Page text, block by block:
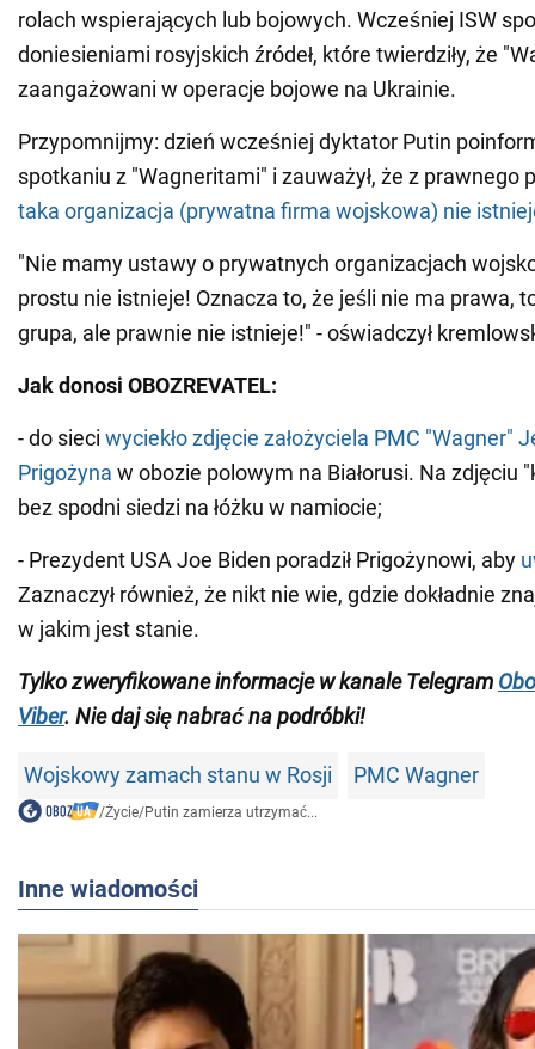
rolach wspierających lub bojowych. Wcześniej ISW
doniesieniami rosyjskich źródeł, które twierdziły, że
zaangażowani w operacje bojowe na Ukrainie.
Przypomnijmy: dzień wcześniej dyktator Putin
spotkaniu z "Wagneritami" i zauważył, że z prawnego
taka organizacja (prywatna firma wojskowa) nie
"Nie mamy ustawy o prywatnych organizacjach
prostu nie istnieje! Oznacza to, że jeśli nie ma prawa,
grupa, ale prawnie nie istnieje!" - oświadczył
Jak donosi OBOZREVATEL:
- do sieci wyciekło zdjęcie założyciela PMC "Wagner"
Prigożyna w obozie polowym na Białorusi. Na zdjęciu
bez spodni siedzi na łóżku w namiocie;
- Prezydent USA Joe Biden poradził Prigożynowi, aby
Zaznaczył również, że nikt nie wie, gdzie dokładnie
w jakim jest stanie.
Tylko zweryfikowane informacje w kanale Telegram
Viber. Nie daj się nabrać na podróbki!
Wojskowy zamach stanu w Rosji PMC Wagner
/Życie/Putin zamierza utrzymać...
Inne wiadomości